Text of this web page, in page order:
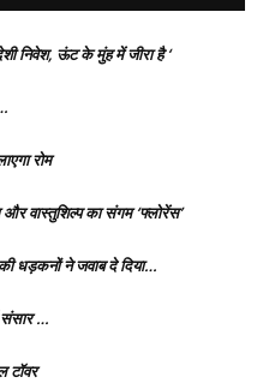
निवेश, ऊंट के मुंह में जीरा है ‘
रोम
और वास्तुशिल्प का संगम ‘फ्लोरेंस’
धड़कनों ने जवाब दे दिया…
संसार …
टॉवर